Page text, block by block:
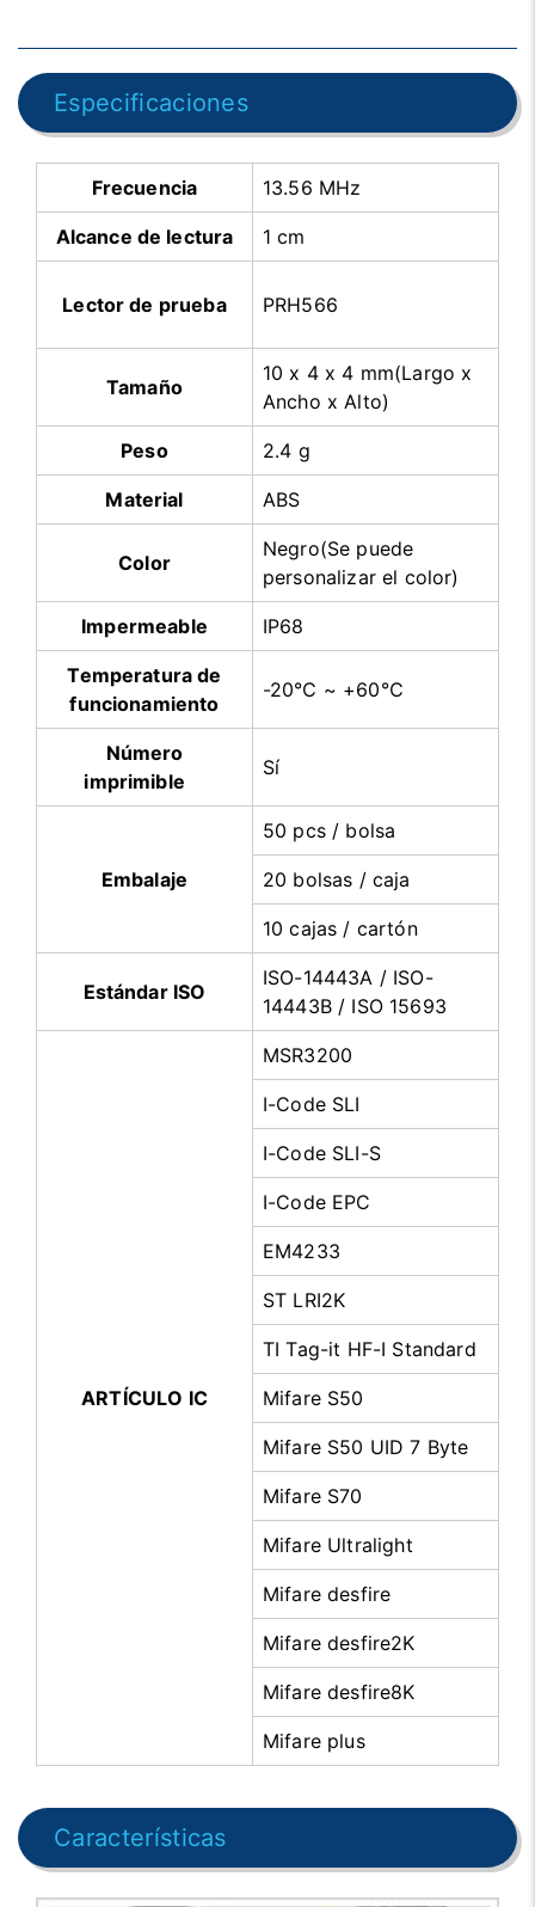
Especificaciones
Frecuencia 13.56 MHz
Alcance de lectura 1 cm
Lector de prueba PRH566
Tamaño
10 x 4 x 4 mm(Largo x
Ancho x Alto)
Peso 2.4 g
Material ABS
Color
Negro(Se puede
personalizar el color)
Impermeable IP68
Temperatura de
funcionamiento
-20℃ ~ +60℃
Número
imprimible
Sí
Embalaje
50 pcs / bolsa
20 bolsas / caja
10 cajas / cartón
Estándar ISO
ISO-14443A / ISO-
14443B / ISO 15693
ARTÍCULO IC
MSR3200
I-Code SLI
I-Code SLI-S
I-Code EPC
EM4233
ST LRI2K
TI Tag-it HF-I Standard
Mifare S50
Mifare S50 UID 7 Byte
Mifare S70
Mifare Ultralight
Mifare desfire
Mifare desfire2K
Mifare desfire8K
Mifare plus
Características